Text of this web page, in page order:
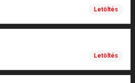
Letöltés
Letöltés